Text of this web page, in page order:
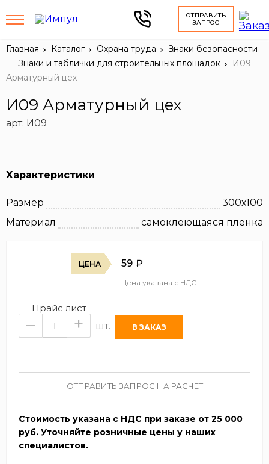
ОТПРАВИТЬ
ЗАПРОС
Главная Каталог Охрана труда
Знаки безопасности
Знаки и таблички для строительных площадок
И09
Арматурный цех
И09 Арматурный цех
арт. И09
Характеристики
Размер
300х100
Материал
самоклеющаяся пленка
ЦЕНА 59 ₽
Цена указана с НДС
Прайс лист
– + шт.
ОТПРАВИТЬ ЗАПРОС НА РАСЧЕТ
Стоимость указана с НДС при заказе от 25 000
руб. Уточняйте розничные цены у наших
специалистов.